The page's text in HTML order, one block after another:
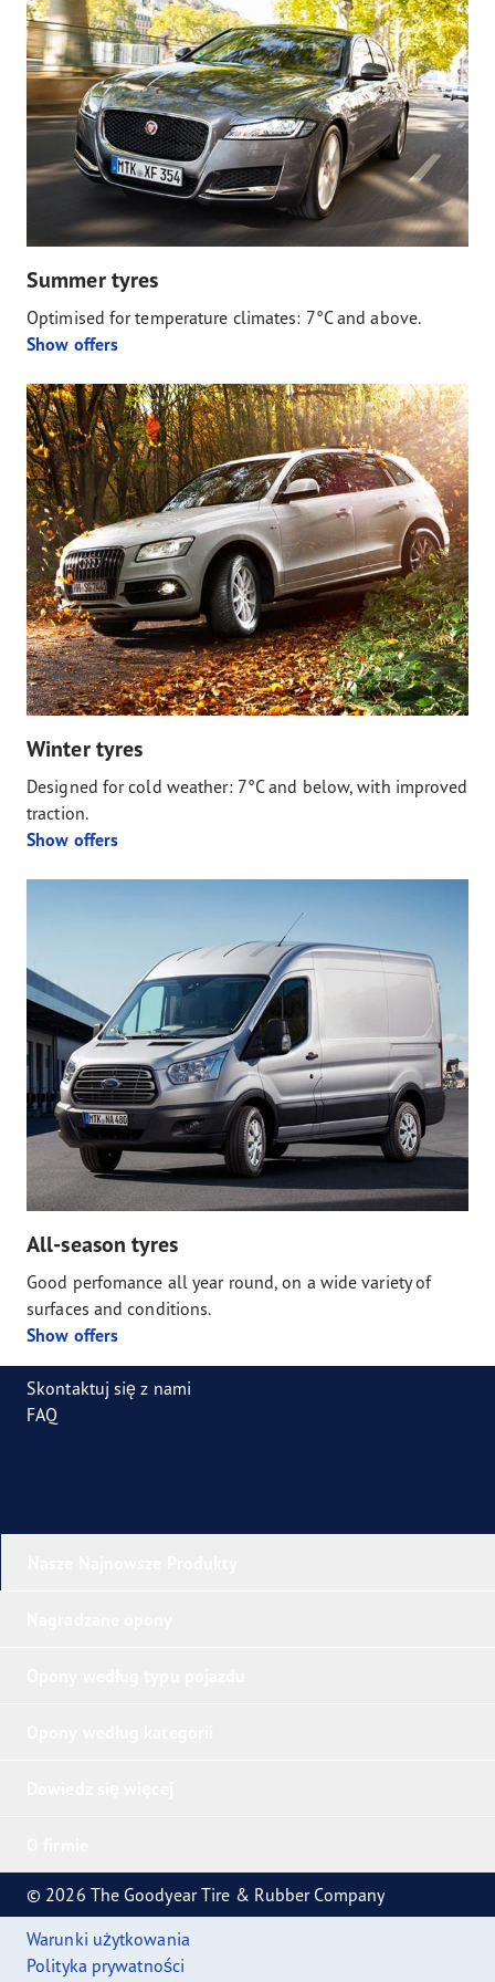
Summer tyres
Optimised for temperature climates: 7°C and above.
Show offers
Winter tyres
Designed for cold weather: 7°C and below, with improved
traction.
Show offers
All-season tyres
Good perfomance all year round, on a wide variety of
surfaces and conditions.
Show offers
Skontaktuj się z nami
FAQ
© 2026 The Goodyear Tire & Rubber Company
Warunki użytkowania
Polityka prywatności